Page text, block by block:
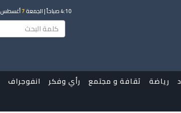
4:10 صباحاً | الجمعة7أغسطس 2026 م |
رياضة ثقافة و مجتمع رأي وفكر
انفوجراف